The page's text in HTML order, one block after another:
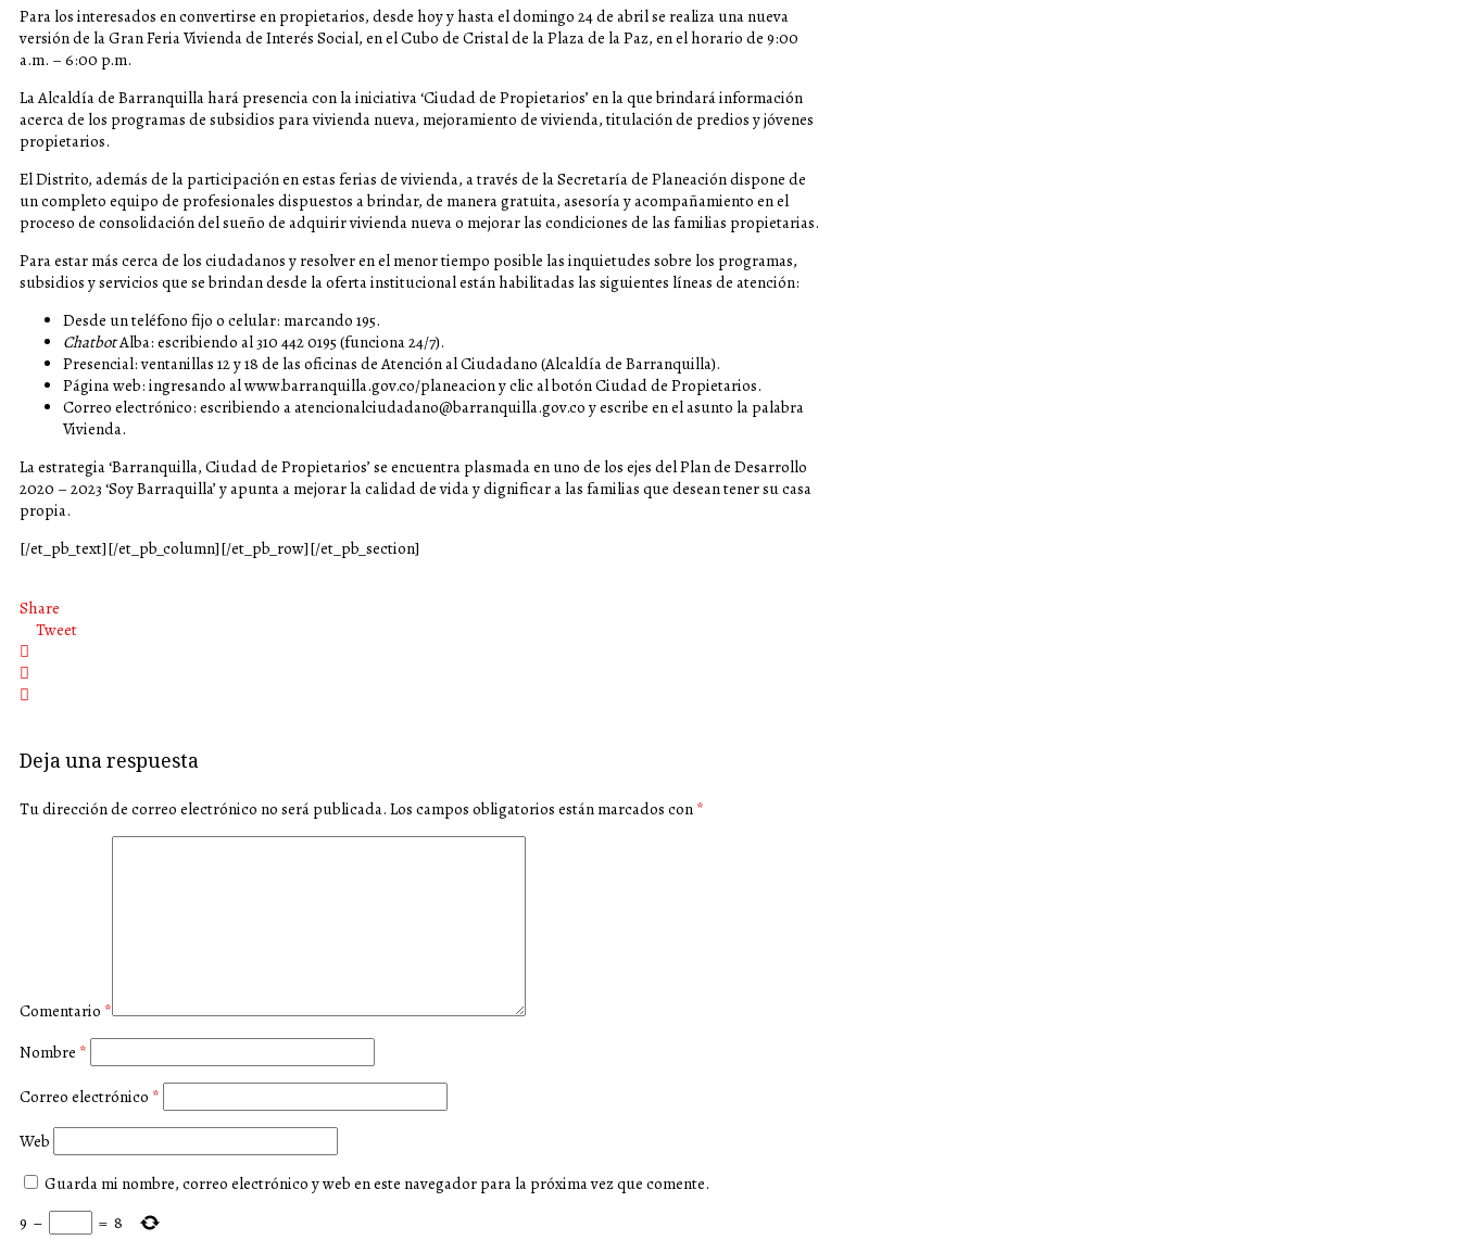
Para los interesados en convertirse en propietarios, desde hoy y hasta el domingo 24 de abril se realiza una nueva
versión de la Gran Feria Vivienda de Interés Social, en el Cubo de Cristal de la Plaza de la Paz, en el horario de 9:00
a.m. – 6:00 p.m.
La Alcaldía de Barranquilla hará presencia con la iniciativa ‘Ciudad de Propietarios’ en la que brindará información
acerca de los programas de subsidios para vivienda nueva, mejoramiento de vivienda, titulación de predios y jóvenes
propietarios.
El Distrito, además de la participación en estas ferias de vivienda, a través de la Secretaría de Planeación dispone de
un completo equipo de profesionales dispuestos a brindar, de manera gratuita, asesoría y acompañamiento en el
proceso de consolidación del sueño de adquirir vivienda nueva o mejorar las condiciones de las familias propietarias.
Para estar más cerca de los ciudadanos y resolver en el menor tiempo posible las inquietudes sobre los programas,
subsidios y servicios que se brindan desde la oferta institucional están habilitadas las siguientes líneas de atención:
Desde un teléfono fijo o celular: marcando 195.
ChatbotAlba: escribiendo al 310 442 0195 (funciona 24/7).
Presencial: ventanillas 12 y 18 de las oficinas de Atención al Ciudadano (Alcaldía de Barranquilla).
Página web: ingresando alwww.barranquilla.gov.co/planeaciony clic al botón Ciudad de Propietarios.
Correo electrónico: escribiendo aatencionalciudadano@barranquilla.gov.co y escribe en el asunto la palabra
Vivienda.
La estrategia ‘Barranquilla, Ciudad de Propietarios’ se encuentra plasmada en uno de los ejes del Plan de Desarrollo
2020 – 2023 ‘Soy Barraquilla’ y apunta a mejorar la calidad de vida y dignificar a las familias que desean tener su casa
propia.
[/et_pb_text][/et_pb_column][/et_pb_row][/et_pb_section]
Share
Tweet
Deja una respuesta
Tu dirección de correo electrónico no será publicada. Los campos obligatorios están marcados con *
Comentario *
Nombre *
Correo electrónico *
Web
Guarda mi nombre, correo electrónico y web en este navegador para la próxima vez que comente.
9 − = 8